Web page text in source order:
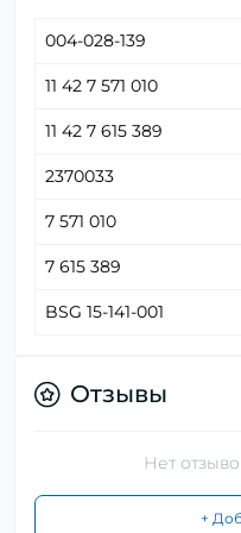
004-028-139
11 42 7 571 010
11 42 7 615 389
2370033
7 571 010
7 615 389
BSG 15-141-001
Отзывы
Нет
+